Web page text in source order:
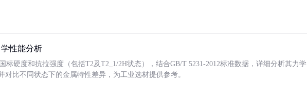
性能分析
标硬度和抗拉强度（包括T2及T2_1/2H状态），结合GB/T 5231-2012标准数据，详细分析其力学
对比不同状态下的金属特性差异，为工业选材提供参考。